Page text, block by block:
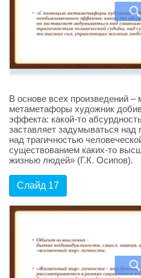
В основе всех произведений
метаметафоры художник
эффекта: какой-то
заставляет задумываться
над трагичностью
существованием каких-то
жизнью людей» (Г.К. Осипов).
Слайд 17